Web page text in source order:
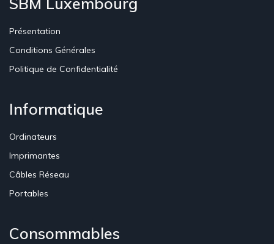
Présentation
Conditions Générales
Politique de Confidentialité
Informatique
Ordinateurs
Imprimantes
Câbles Réseau
Portables
Consommables